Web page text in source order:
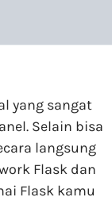
yang sangat
Selain bisa
langsung
Flask dan
Flask kamu